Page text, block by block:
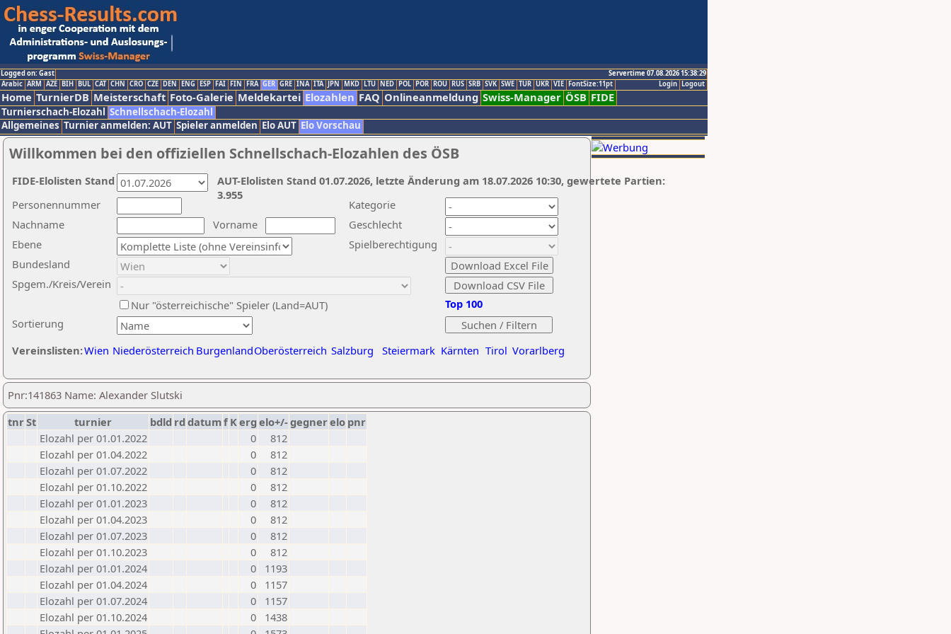
Logged on: Gast
Servertime 07.08.2026 15:38:29
Logout
Login
Arabic ARM AZE BIH BUL CAT CHN CRO CZE DEN ENG ESP FAI FIN FRA GER GRE INA ITA JPN MKD LTU NED POL POR ROU RUS SRB SVK SWE TUR UKR VIE FontSize:11pt
Home TurnierDB Meisterschaft Foto-Galerie Meldekartei Elozahlen FAQ Onlineanmeldung Swiss-Manager ÖSB FIDE
Turnierschach-Elozahl Schnellschach-Elozahl
Allgemeines Turnier anmelden: AUT Spieler anmelden Elo AUT Elo Vorschau
Willkommen bei den offiziellen Schnellschach-Elozahlen des ÖSB
Nachname
Vorname
Ebene
Kategorie
Sortierung
Personennummer
Bundesland
Spgem./Kreis/Verein
Geschlecht
Nur "österreichische" Spieler (Land=AUT)
Spielberechtigung
Vereinslisten:Wien Niederösterreich BurgenlandOberösterreich Salzburg Steiermark Kärnten Tirol Vorarlberg
Top 100
AUT-Elolisten Stand 01.07.2026, letzte Änderung am 18.07.2026 10:30, gewertete Partien:
3.955
FIDE-Elolisten Stand
Pnr:141863 Name: Alexander Slutski
tnrSt turnier bdld rd datumf Kerg elo+/-gegnerelo pnr
Elozahl per 01.01.2022
0
812
Elozahl per 01.04.2022
0
812
Elozahl per 01.07.2022
0
812
Elozahl per 01.10.2022
0
812
Elozahl per 01.01.2023
0
812
Elozahl per 01.04.2023
0
812
Elozahl per 01.07.2023
0
812
Elozahl per 01.10.2023
0
812
Elozahl per 01.01.2024
0
1193
Elozahl per 01.04.2024
0
1157
Elozahl per 01.07.2024
0
1157
Elozahl per 01.10.2024
0
1438